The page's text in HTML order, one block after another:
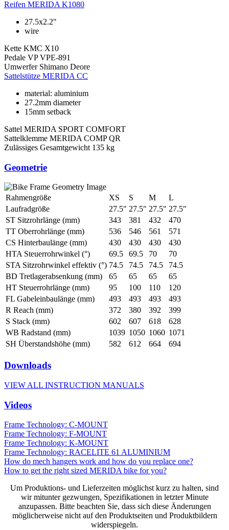
Reifen MERIDA K1080
27.5x2.2"
wire
Kette KMC X10
Pedale VP VPE-891
Umwerfer Shimano Deore
Sattelstütze MERIDA CC
material: aluminium
27.2mm diameter
15mm setback
Sattel MERIDA SPORT COMFORT
Sattelklemme MERIDA COMP QR
Zulässiges Gesamtgewicht 135 kg
Geometrie
Rahmengröße XS S M
L
Laufradgröße
27.5" 27.5" 27.5" 27.5"
ST Sitzrohrlänge (mm)
343 381 432
470
TT Oberrohrlänge (mm)
536 546 561
571
CS Hinterbaulänge (mm)
430 430 430
430
HTA Steuerrohrwinkel (°)
69.5 69.5 70
70
STA Sitzrohrwinkel effektiv (°) 74.5 74.5 74.5
74.5
BD Tretlagerabsenkung (mm)
65 65 65
65
HT Steuerrohrlänge (mm)
95 100 110
120
FL Gabeleinbaulänge (mm)
493 493 493
493
R Reach (mm)
372 380 392
399
S Stack (mm)
602 607 618
628
WB Radstand (mm)
1039 1050 1060 1071
SH Überstandshöhe (mm)
582 612 664 694
Downloads
VIEW ALL INSTRUCTION MANUALS
Videos
Frame Technology: C-MOUNT
Frame Technology: F-MOUNT
Frame Technology: K-MOUNT
Frame Technology: RACELITE 61 ALUMINIUM
How do mech hangers work and how do you replace one?
How to get the right sized MERIDA bike for you?
Um Produktions- und Lieferzeiten möglichst kurz zu halten, sind
wir mitunter gezwungen, Spezifikationen in letzter Minute
anzupassen. Bitte beachten Sie, dass sich diese Änderungen
möglicherweise nicht auf den Produktseiten und Produktbildern
widerspiegeln.